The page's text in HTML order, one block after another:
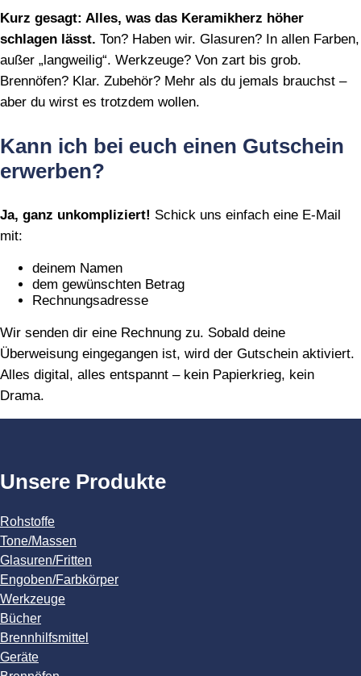
Kurz gesagt: Alles, was das Keramikherz höher
schlagen lässt. Ton? Haben wir. Glasuren? In allen Farben,
außer „langweilig“. Werkzeuge? Von zart bis grob.
Brennöfen? Klar. Zubehör? Mehr als du jemals brauchst –
aber du wirst es trotzdem wollen.
Kann ich bei euch einen Gutschein
erwerben?
Ja, ganz unkompliziert! Schick uns einfach eine E‑Mail
mit:
deinem Namen
dem gewünschten Betrag
Rechnungsadresse
Wir senden dir eine Rechnung zu. Sobald deine
Überweisung eingegangen ist, wird der Gutschein aktiviert.
Alles digital, alles entspannt – kein Papierkrieg, kein
Drama.
Unsere Produkte
Rohstoffe
Tone/Massen
Glasuren/Fritten
Engoben/Farbkörper
Werkzeuge
Bücher
Brennhilfsmittel
Geräte